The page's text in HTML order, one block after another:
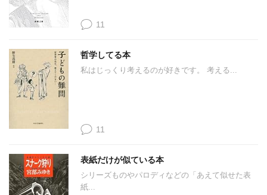
11
哲学してる本
私はじっくり考えるのが好きです。 考える...
11
表紙だけが似ている本
シリーズものやパロディなどの「あえて似せた表
紙...